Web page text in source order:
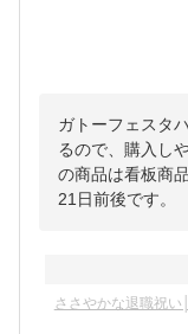
ガトーフェスタ
るので、購入し
の商品は看板商
21日前後です。
ささやかな退職祝